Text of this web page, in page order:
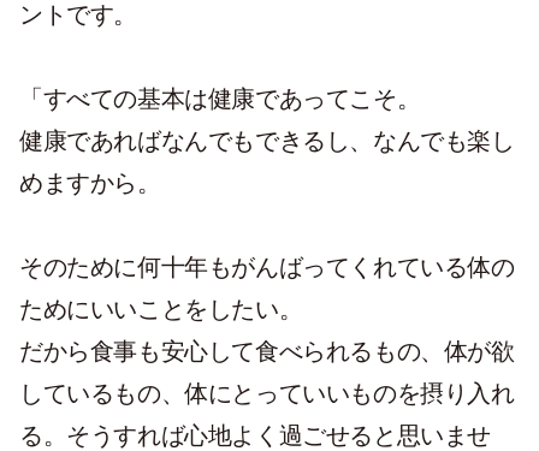
ントです。
「すべての基本は健康であってこそ。
健康であればなんでもできるし、なんでも楽し
めますから。
そのために何十年もがんばってくれている体の
ためにいいことをしたい。
だから食事も安心して食べられるもの、体が欲
しているもの、体にとっていいものを摂り入れ
る。そうすれば心地よく過ごせると思いませ